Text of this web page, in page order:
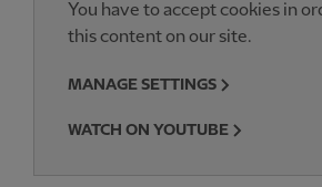
You have to accept cookies in
this content on our site.
MANAGE SETTINGS
WATCH ON YOUTUBE